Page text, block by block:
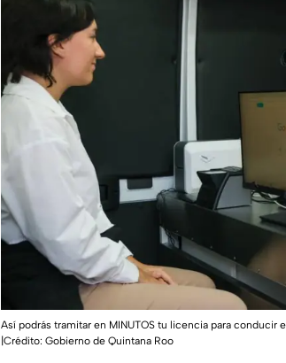
Así podrás tramitar en MINUTOS tu licencia para conducir
|Crédito: Gobierno de Quintana Roo